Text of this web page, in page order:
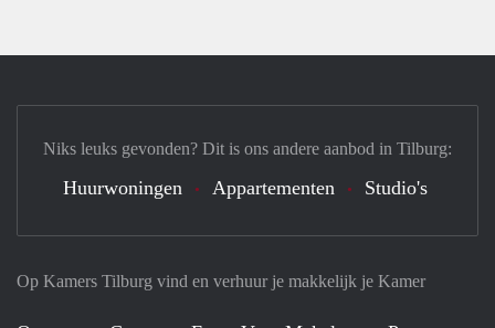
Op Kamers Tilburg vind en verhuur je makkelijk je Kamer
Niks leuks gevonden? Dit is ons andere aanbod in Tilburg:
Huurwoningen Appartementen Studio's